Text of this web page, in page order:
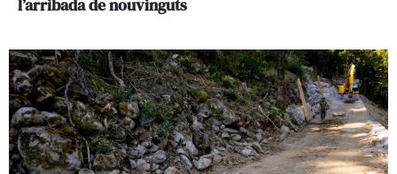
l’arribada de nouvinguts